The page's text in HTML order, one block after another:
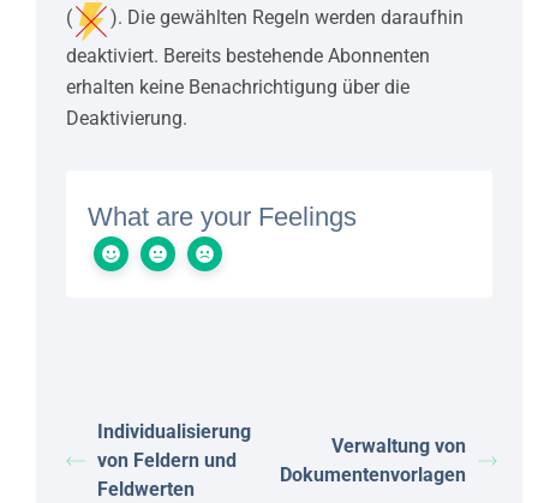
(
). Die gewählten Regeln werden daraufhin
deaktiviert. Bereits bestehende Abonnenten
erhalten keine Benachrichtigung über die
Deaktivierung.
What are your Feelings
Individualisierung
von Feldern und
Feldwerten
Verwaltung von
Dokumentenvorlagen